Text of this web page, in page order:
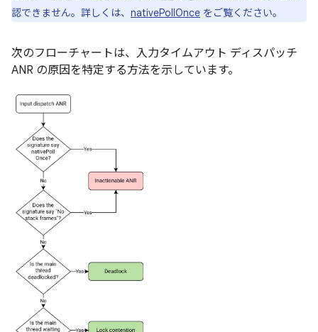
認できません。詳しくは、 nativePollOnce をご覧ください。
次のフローチャートは、入力タイムアウト ディスパッチ
ANR の原因を特定する方法を示しています。